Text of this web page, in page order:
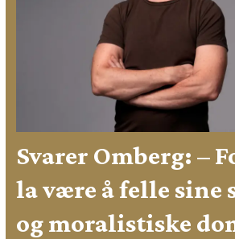
Svarer Omberg: –
la være å felle sine
og moralistiske